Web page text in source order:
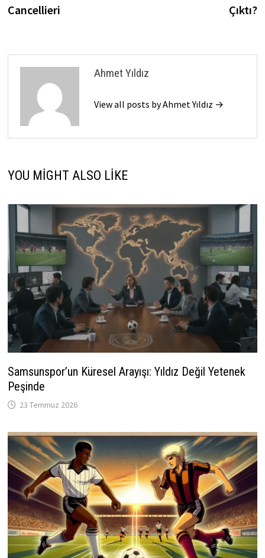
Cancellieri
Çıktı?
Ahmet Yıldız
View all posts by Ahmet Yıldız →
YOU MIGHT ALSO LIKE
Samsunspor’un Küresel Arayışı: Yıldız Değil Yetenek
Peşinde
23 Temmuz 2026